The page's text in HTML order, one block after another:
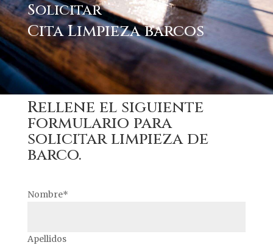
Solicitar
Cita Limpieza barcos
Rellene el siguiente
formulario para
solicitar limpieza de
barco.
Nombre*
Apellidos